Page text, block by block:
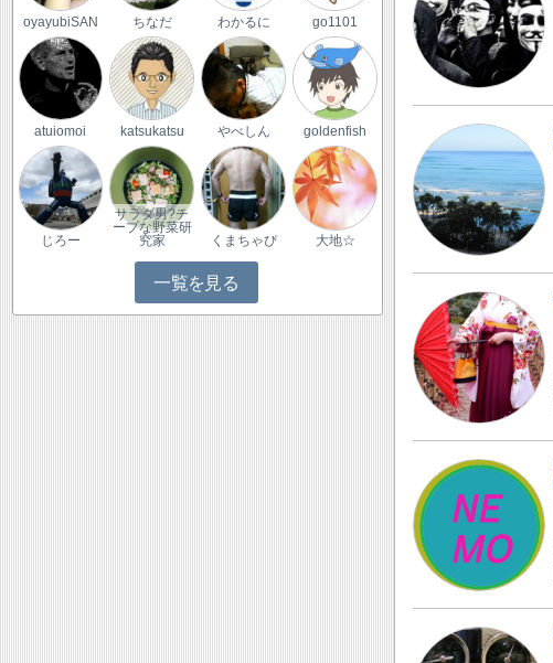
oyayubiSAN ちなだ わかるに go1101
atuiomoi katsukatsu やべしん goldenfish
じろー
サラダ男?チ
ープな野菜研
究家
くまちゃぴ 大地☆
一覧を見る